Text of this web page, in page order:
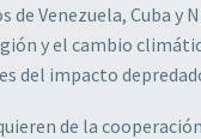
de Venezuela, Cuba
y el cambio
del impacto
de la